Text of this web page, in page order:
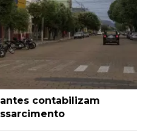
contabilizam